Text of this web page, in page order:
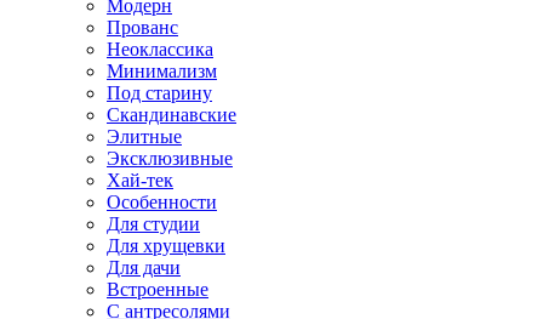
Модерн
Прованс
Неоклассика
Минимализм
Под старину
Скандинавские
Элитные
Эксклюзивные
Хай-тек
Особенности
Для студии
Для хрущевки
Для дачи
Встроенные
С антресолями